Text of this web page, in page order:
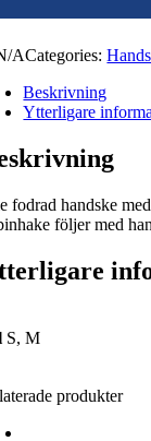
ACategories:
Beskrivning
Ytterligare
fodrad handske
följer med
S, M
produkter